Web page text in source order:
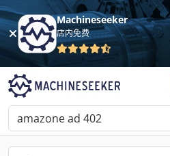
Machineseeker
店内免费